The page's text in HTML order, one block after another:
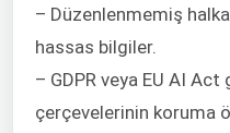
– Düzenlenmemiş
hassas bilgiler.
– GDPR veya EU AI
çerçevelerinin koruma